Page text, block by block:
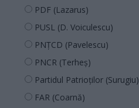
PDF (Lazarus)
PUSL (D. Voiculescu)
PNȚCD (Pavelescu)
PNCR (Terheș)
Partidul Patrioților (Surugiu)
FAR (Coarnă)